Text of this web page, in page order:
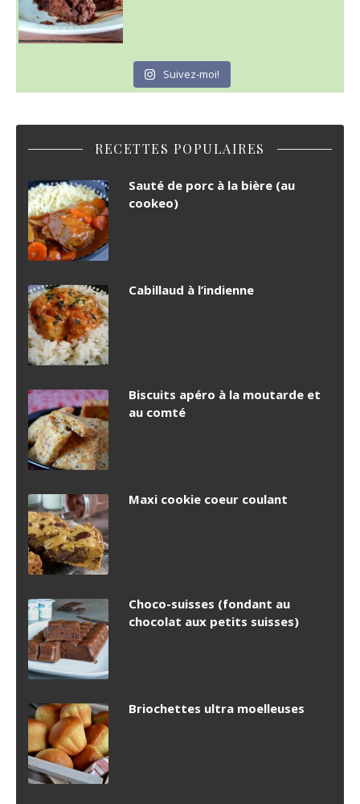
Suivez-moi!
RECETTES POPULAIRES
Sauté de porc à la bière (au
cookeo)
Cabillaud à l’indienne
Biscuits apéro à la moutarde et
au comté
Maxi cookie coeur coulant
Choco-suisses (fondant au
chocolat aux petits suisses)
Briochettes ultra moelleuses